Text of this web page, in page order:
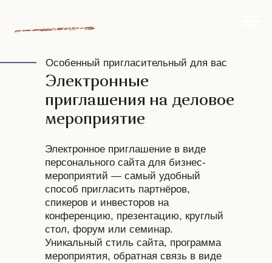
Электронные
приглашения на деловое
мероприятие
Электронное приглашение в виде
персонального сайта для бизнес-
мероприятий — самый удобный
способ пригласить партнёров,
спикеров и инвесторов на
конференцию, презентацию, круглый
стол, форум или семинар.
Уникальный стиль сайта, программа
мероприятия, обратная связь в виде
Особенный пригласительный для вас